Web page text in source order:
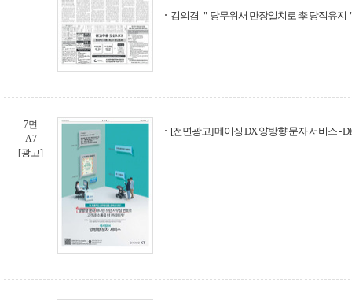
김의겸 ＂당무위서 만장일치로 李 당직유지
7면
A7
[광고]
[전면광고] 메이징 DX 양방향 문자 서비스 -